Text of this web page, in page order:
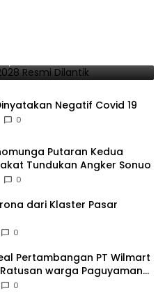
Negatif Covid 19
0
Putaran Kedua
Tundukan Angker Sonuo
0
dari Klaster Pasar
0
Pertambangan PT Wilmart
warga Paguyaman
Ini0